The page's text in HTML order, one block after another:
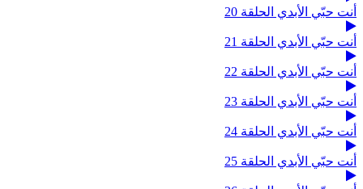
أنت حبّي الأبدي الحلقة 20
أنت حبّي الأبدي الحلقة 21
أنت حبّي الأبدي الحلقة 22
أنت حبّي الأبدي الحلقة 23
أنت حبّي الأبدي الحلقة 24
أنت حبّي الأبدي الحلقة 25